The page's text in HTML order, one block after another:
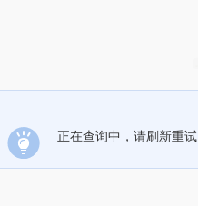
正在查询中，请刷新重试